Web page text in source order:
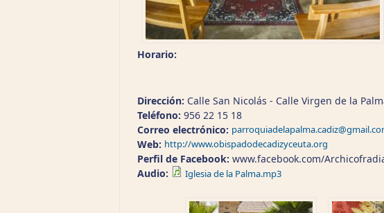
Horario:
Dirección: Calle San Nicolás - Calle Virgen de la
Teléfono: 956 22 15 18
Correo electrónico:
Web: http://www.obispadodecadizyceuta.org
Perfil de Facebook: www.facebook.com/
Audio:
Iglesia de la Palma.mp3